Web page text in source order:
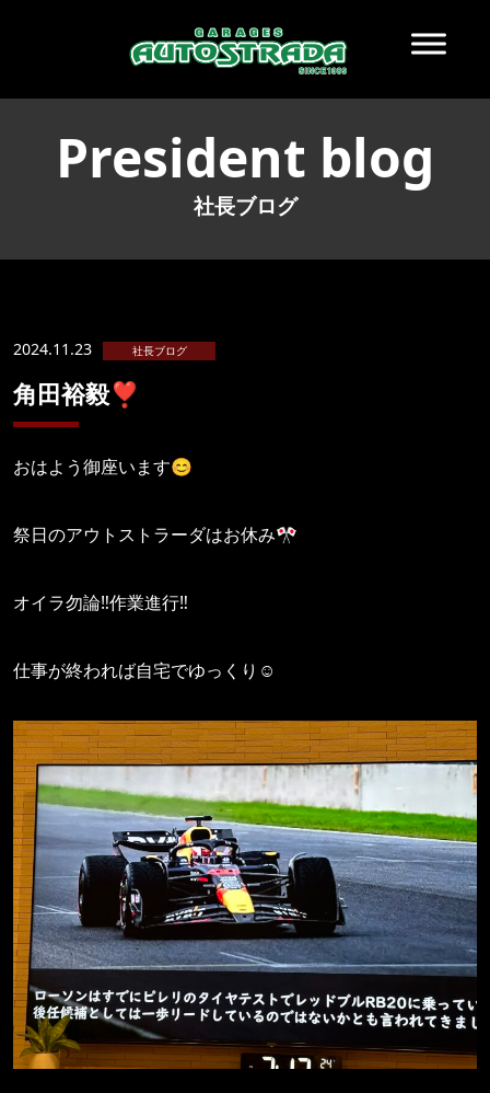
President blog
社長ブログ
2024.11.23 社長ブログ
角田裕毅❣️
おはよう御座います😊
祭日のアウトストラーダはお休み🎌
オイラ勿論‼️作業進行‼️
仕事が終われば自宅でゆっくり☺️